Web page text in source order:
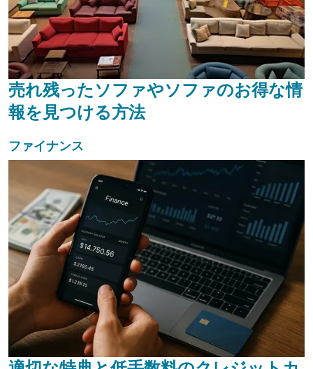
売れ残ったソファやソファのお得な情
報を見つける方法
ファイナンス